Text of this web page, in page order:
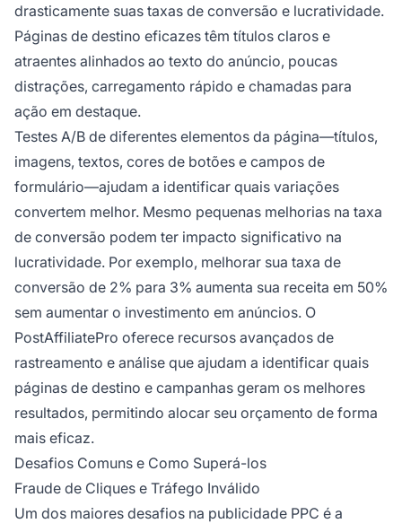
drasticamente suas taxas de conversão e lucratividade.
Páginas de destino eficazes têm títulos claros e
atraentes alinhados ao texto do anúncio, poucas
distrações, carregamento rápido e chamadas para
ação em destaque.
Testes A/B de diferentes elementos da página—títulos,
imagens, textos, cores de botões e campos de
formulário—ajudam a identificar quais variações
convertem melhor. Mesmo pequenas melhorias na taxa
de conversão podem ter impacto significativo na
lucratividade. Por exemplo, melhorar sua taxa de
conversão de 2% para 3% aumenta sua receita em 50%
sem aumentar o investimento em anúncios. O
PostAffiliatePro oferece recursos avançados de
rastreamento e análise que ajudam a identificar quais
páginas de destino e campanhas geram os melhores
resultados, permitindo alocar seu orçamento de forma
mais eficaz.
Desafios Comuns e Como Superá-los
Fraude de Cliques e Tráfego Inválido
Um dos maiores desafios na publicidade PPC é a